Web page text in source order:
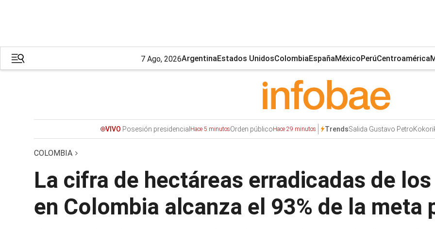
7 Ago, 2026ArgentinaEstados UnidosColombiaEspañaMéxicoPerúCentroamérica
VIVO Posesión presidencialHace 5 minutosOrden públicoHace 29 minutos TrendsSalida Gustavo Petro
COLOMBIA
La cifra de hectáreas erradicadas de
en Colombia alcanza el 93% de la meta